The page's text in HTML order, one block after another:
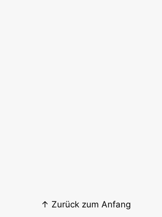
↑ Zurück zum Anfang